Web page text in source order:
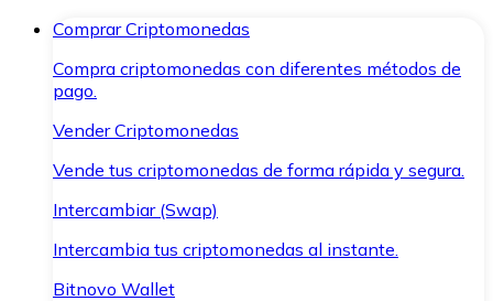
Comprar Criptomonedas
Compra criptomonedas con diferentes métodos de
pago.
Vender Criptomonedas
Vende tus criptomonedas de forma rápida y segura.
Intercambiar (Swap)
Intercambia tus criptomonedas al instante.
Bitnovo Wallet